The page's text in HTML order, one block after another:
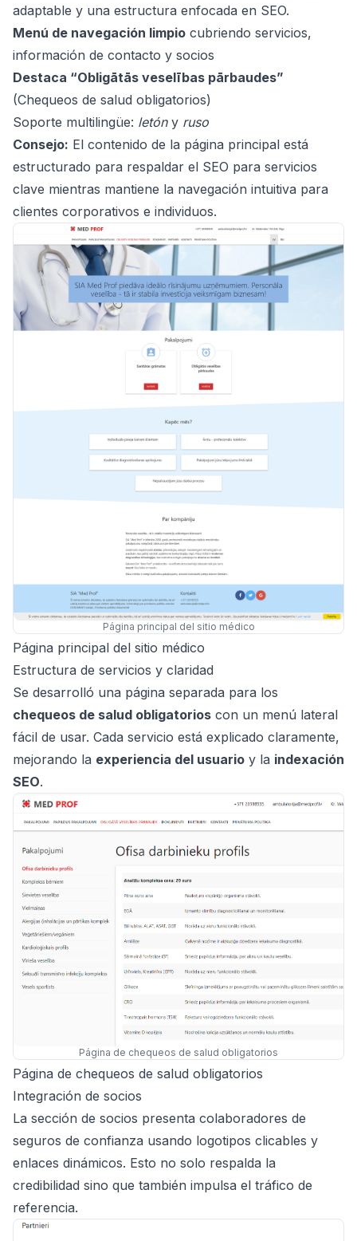
adaptable y una estructura enfocada en SEO.
Menú de navegación limpio cubriendo servicios,
información de contacto y socios
Destaca “Obligātās veselības pārbaudes”
(Chequeos de salud obligatorios)
Soporte multilingüe: letóny ruso
Consejo: El contenido de la página principal está
estructurado para respaldar el SEO para servicios
clave mientras mantiene la navegación intuitiva para
clientes corporativos e individuos.
Página principal del sitio médico
Página principal del sitio médico
Estructura de servicios y claridad
Se desarrolló una página separada para los
chequeos de salud obligatorios con un menú lateral
fácil de usar. Cada servicio está explicado claramente,
mejorando la experiencia del usuario y la indexación
SEO.
Página de chequeos de salud obligatorios
Página de chequeos de salud obligatorios
Integración de socios
La sección de socios presenta colaboradores de
seguros de confianza usando logotipos clicables y
enlaces dinámicos. Esto no solo respalda la
credibilidad sino que también impulsa el tráfico de
referencia.